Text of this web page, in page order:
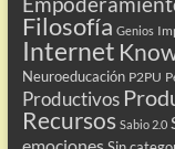
Filosofía Genios
Internet
Neuroeducación P2PU
Productivos
Recursos Sabio 2.0